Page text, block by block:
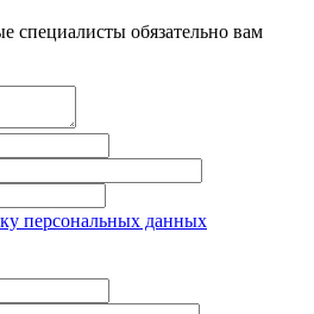
обязательно вам
персональных данных